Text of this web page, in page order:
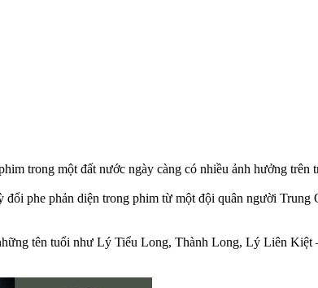
trong một đất nước ngày càng có nhiều ảnh hưởng trên
phe phản diện trong phim từ một đội quân người Trung
tên tuổi như Lý Tiểu Long, Thành Long, Lý Liên Kiệt